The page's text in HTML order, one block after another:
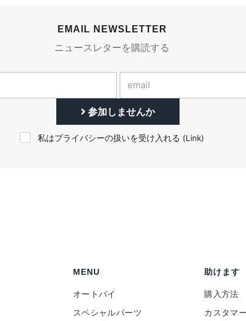
EMAIL NEWSLETTER
ニュースレターを購読する
参加しませんか
私はプライバシーの扱いを受け入れる (Link)
MENU
オートバイ
スペシャルパーツ
助けます
購入方法
カスタマ